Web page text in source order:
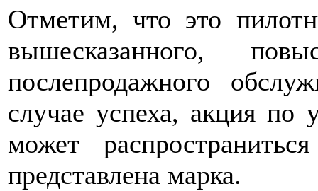
Отметим, что это
вышесказанного,
послепродажного
случае успеха, акция по
может
представлена марка.